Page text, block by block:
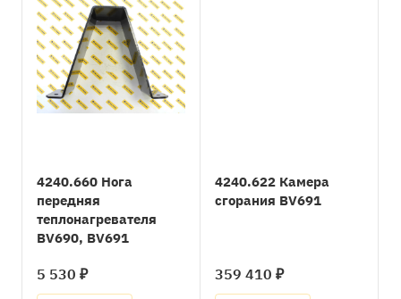
4240.660 Нога
передняя
теплонагревателя
BV690, BV691
5 530 ₽
4240.622 Камера
сгорания BV691
359 410 ₽